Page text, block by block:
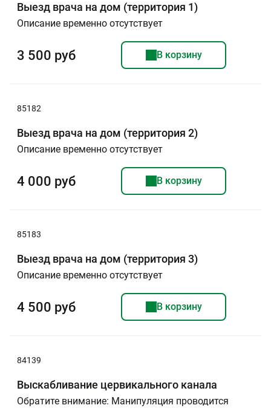
Выезд врача на дом (территория 1)
Описание временно отсутствует
3 500 руб В корзину
85182
Выезд врача на дом (территория 2)
Описание временно отсутствует
4 000 руб В корзину
85183
Выезд врача на дом (территория 3)
Описание временно отсутствует
4 500 руб В корзину
84139
Выскабливание цервикального канала
Обратите внимание: Манипуляция проводится